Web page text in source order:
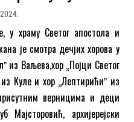
у храму Светог апостола и
је смотра дечјих хорова у
из Ваљева,хор „Појци Светог
из Куле и хор „Лептирићиˮ из
верницима и деци
Мајсторовић, архијерејски